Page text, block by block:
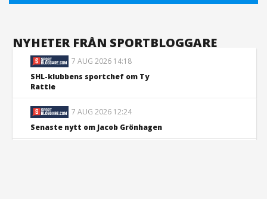
NYHETER FRÅN SPORTBLOGGARE
7 AUG 2026 14:18
SHL-klubbens sportchef om Ty
Rattie
7 AUG 2026 12:24
Senaste nytt om Jacob Grönhagen